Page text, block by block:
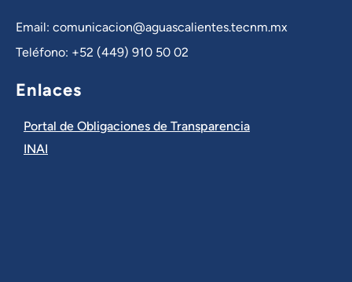
Email: comunicacion@aguascalientes.tecnm.mx
Teléfono: +52 (449) 910 50 02
Enlaces
Portal de Obligaciones de Transparencia
INAI